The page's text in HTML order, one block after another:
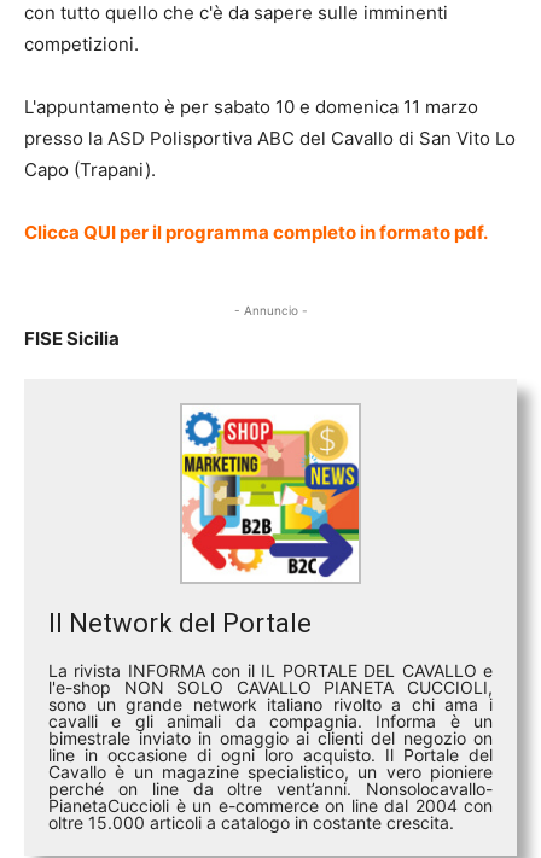
con tutto quello che c'è da sapere sulle imminenti
competizioni.
L'appuntamento è per sabato 10 e domenica 11 marzo
presso la ASD Polisportiva ABC del Cavallo di San Vito Lo
Capo (Trapani).
Clicca QUI per il programma completo in formato pdf.
- Annuncio -
FISE Sicilia
Il Network del Portale
La rivista INFORMA con il IL PORTALE DEL CAVALLO e
l'e-shop NON SOLO CAVALLO PIANETA CUCCIOLI,
sono un grande network italiano rivolto a chi ama i
cavalli e gli animali da compagnia. Informa è un
bimestrale inviato in omaggio ai clienti del negozio on
line in occasione di ogni loro acquisto. Il Portale del
Cavallo è un magazine specialistico, un vero pioniere
perché on line da oltre vent’anni. Nonsolocavallo-
PianetaCuccioli è un e-commerce on line dal 2004 con
oltre 15.000 articoli a catalogo in costante crescita.